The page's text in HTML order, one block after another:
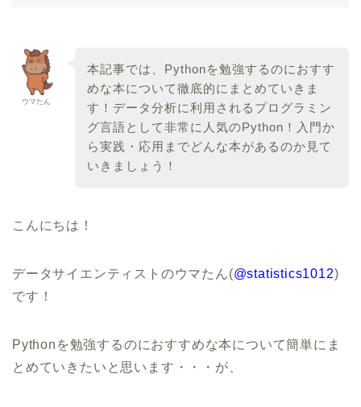
ウマたん
本記事では、Pythonを勉強するのにおすす
めな本について徹底的にまとめていきま
す！データ分析に利用されるプログラミン
グ言語として非常に人気のPython！入門か
ら実践・応用までどんな本があるのか見て
いきましょう！
こんにちは！
データサイエンティストのウマたん(@statistics1012)
です！
Pythonを勉強するのにおすすめな本について簡単にま
とめていきたいと思います・・・が、